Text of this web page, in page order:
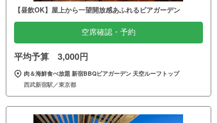
【昼飲OK】屋上から一望開放感あふれるビアガーデン
空席確認・予約
平均予算 3,000円
肉＆海鮮食べ放題 新宿BBQビアガーデン 天空ルーフトップ
西武新宿駅／東京都